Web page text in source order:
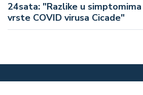
24sata: "Razlike u
vrste COVID virusa Cicade"